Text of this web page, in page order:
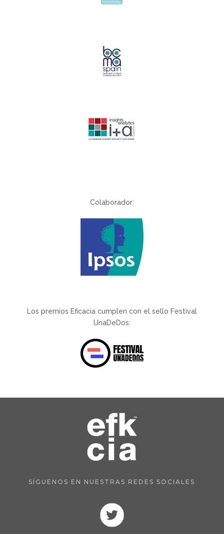
Colaborador:
Los premios Eficacia cumplen con el sello Festival
UnaDeDos:
SÍGUENOS EN NUESTRAS REDES SOCIALES